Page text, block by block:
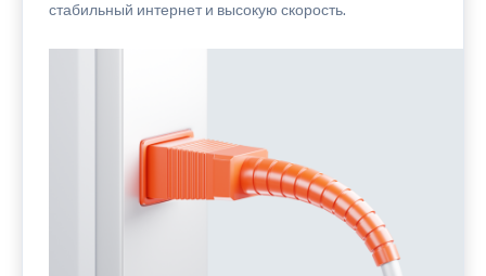
стабильный интернет и высокую скорость.